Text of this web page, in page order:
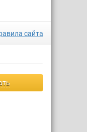
сайта